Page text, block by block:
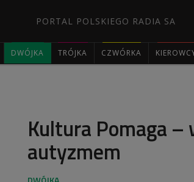
PORTAL POLSKIEGO RADIA SA
DWÓJKA TRÓJKA CZWÓRKA
Kultura Pomaga
autyzmem